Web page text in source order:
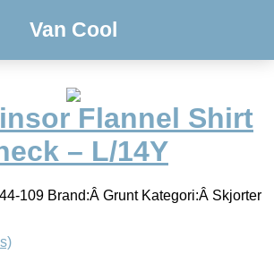
Van Cool
Flannel Shirt
– L/14Y
109 Brand:Â Grunt Kategori:Â Skjorter